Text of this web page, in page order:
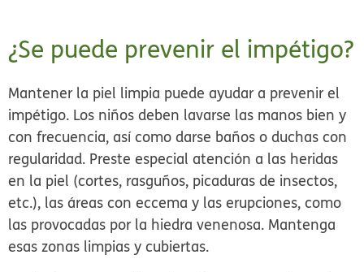
¿Se puede prevenir el impétigo?
Mantener la piel limpia puede ayudar a prevenir el
impétigo. Los niños deben lavarse las manos bien y
con frecuencia, así como darse baños o duchas con
regularidad. Preste especial atención a las heridas
en la piel (cortes, rasguños, picaduras de insectos,
etc.), las áreas con eccema y las erupciones, como
las provocadas por la hiedra venenosa. Mantenga
esas zonas limpias y cubiertas.